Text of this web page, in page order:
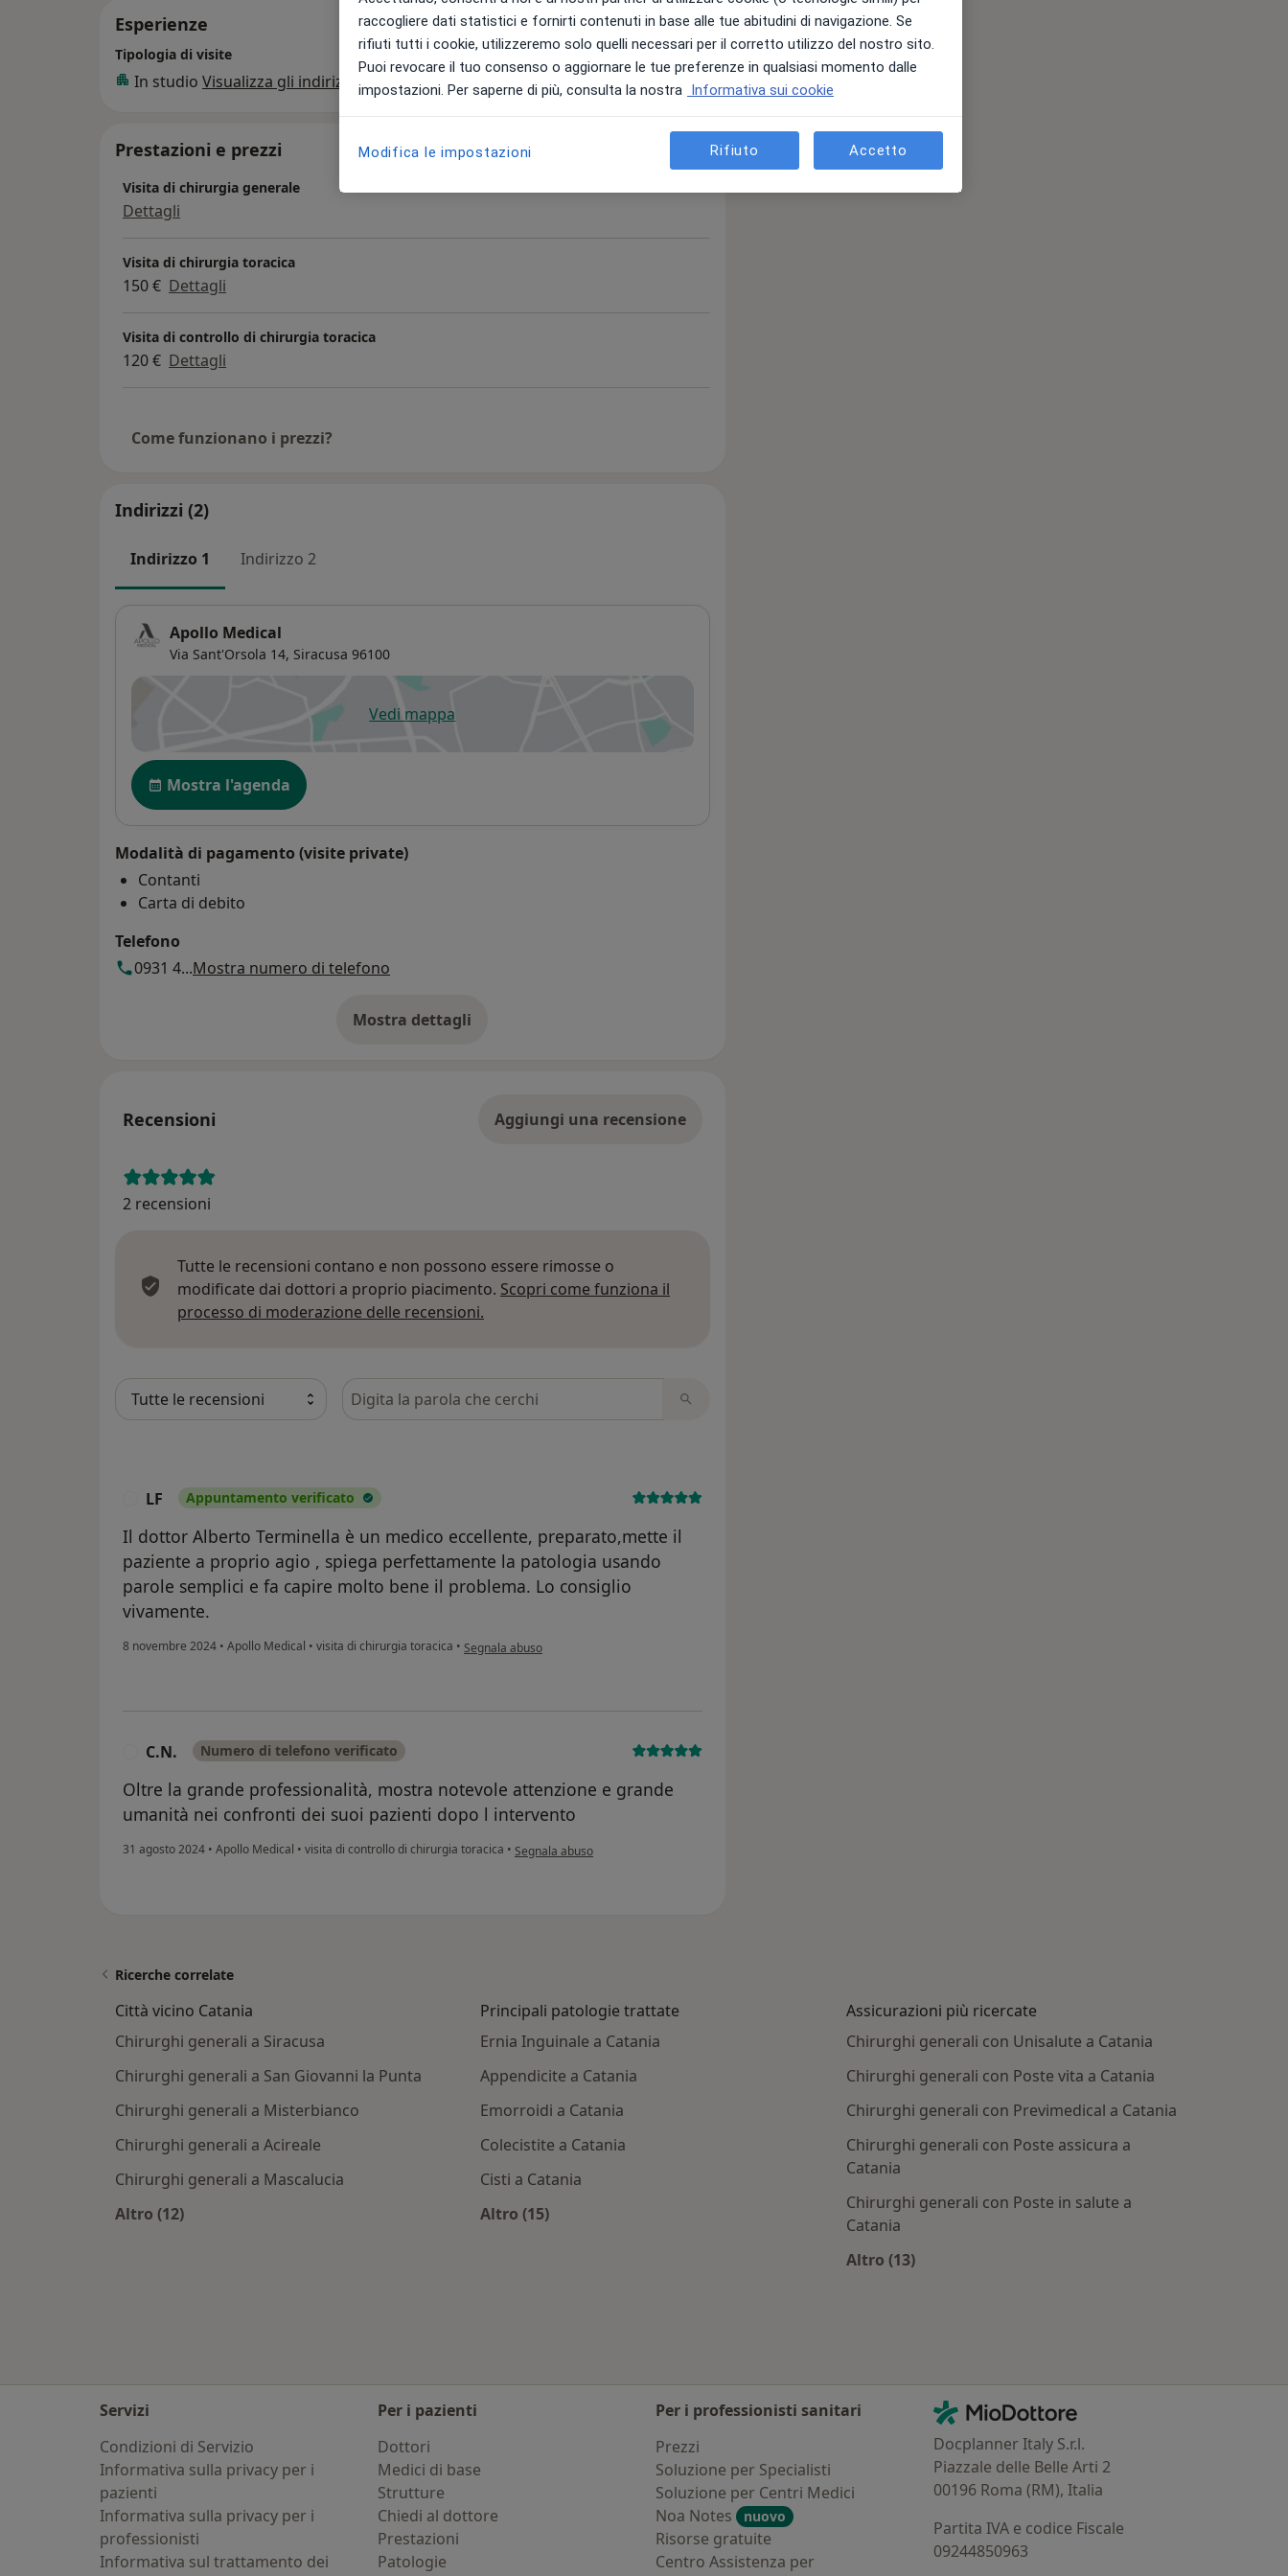
Esperienze
Tipologia di visite
In studio Visualizza gli indirizzi (1)
Prestazioni e prezzi
Visita di chirurgia generale
Dettagli
Visita di chirurgia toracica
150 € Dettagli
Visita di controllo di chirurgia toracica
120 € Dettagli
Come funzionano i prezzi?
Indirizzi (2)
Indirizzo 1 Indirizzo 2
Apollo Medical
Via Sant'Orsola 14, Siracusa 96100
Vedi mappasi apre in una nuova scheda
Disponibilità
Mostra l'agenda
Modalità di pagamento (visite private)
Contanti
Carta di debito
Telefono
0931 4...Mostra numero di telefono
Mostra dettagli
sull'indirizzo
Recensioni Aggiungi una recensione
2 recensioni
Tutte le recensioni contano e non possono essere rimosse o
modificate dai dottori a proprio piacimento. Scopri come funziona il
processo di moderazione delle recensioni.
Cerca nelle recensioni
LF Appuntamento verificato
Il dottor Alberto Terminella è un medico eccellente, preparato,mette il
paziente a proprio agio , spiega perfettamente la patologia usando
parole semplici e fa capire molto bene il problema. Lo consiglio
vivamente.
8 novembre 2024 • Apollo Medical • visita di chirurgia toracica • secondo l'opinione dell'utente LF
Segnala abuso
C.N. Numero di telefono verificato
Oltre la grande professionalità, mostra notevole attenzione e grande
umanità nei confronti dei suoi pazienti dopo l intervento
31 agosto 2024 • Apollo Medical • visita di controllo di chirurgia toracica • secondo l'opinione dell'utente C.N.
Segnala abuso
Ricerche correlate
Città vicino Catania
Chirurghi generali a Siracusa
Chirurghi generali a San Giovanni la Punta
Chirurghi generali a Misterbianco
Chirurghi generali a Acireale
Chirurghi generali a Mascalucia
Altro (12)
Principali patologie trattate
Ernia Inguinale a Catania
Appendicite a Catania
Emorroidi a Catania
Colecistite a Catania
Cisti a Catania
Altro (15)
Altro nella categoria: Principali patologie trattate
Assicurazioni più ricercate
Chirurghi generali con Unisalute a Catania
Chirurghi generali con Poste vita a Catania
Chirurghi generali con Previmedical a Catania
Chirurghi generali con Poste assicura a
Catania
Chirurghi generali con Poste in salute a
Catania
Altro (13)
Servizi
Condizioni di Servizio
Informativa sulla privacy per i
pazienti
Informativa sulla privacy per i
professionisti
Informativa sul trattamento dei
Per i pazienti
Dottori
Medici di base
Strutture
Chiedi al dottore
Prestazioni
Patologie
Per i professionisti sanitari
Prezzi
Soluzione per Specialisti
Soluzione per Centri Medici
Noa Notes
nuovo
Risorse gratuite
Centro Assistenza per
Contatti
MioDottore - Homepage
Docplanner Italy S.r.l.
Piazzale delle Belle Arti 2
00196 Roma (RM), Italia
Partita IVA e codice Fiscale
09244850963
raccogliere dati statistici e fornirti contenuti in base alle tue abitudini di navigazione. Se
rifiuti tutti i cookie, utilizzeremo solo quelli necessari per il corretto utilizzo del nostro sito.
Puoi revocare il tuo consenso o aggiornare le tue preferenze in qualsiasi momento dalle
impostazioni. Per saperne di più, consulta la nostra
Informativa sui cookie
Modifica le impostazioni Rifiuto Accetto